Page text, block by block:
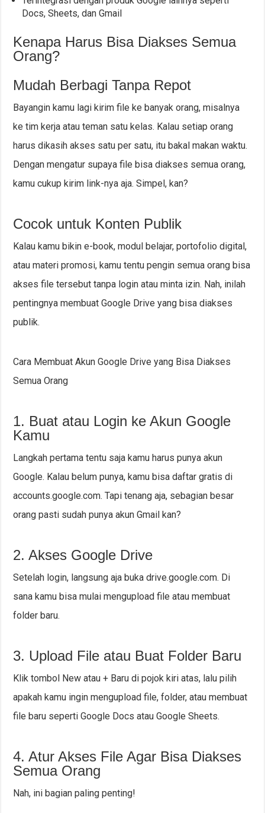
Docs, Sheets, dan Gmail
Kenapa Harus Bisa Diakses Semua
Orang?
Mudah Berbagi Tanpa Repot
Bayangin kamu lagi kirim file ke banyak orang, misalnya
ke tim kerja atau teman satu kelas. Kalau setiap orang
harus dikasih akses satu per satu, itu bakal makan waktu.
Dengan mengatur supaya file bisa diakses semua orang,
kamu cukup kirim link-nya aja. Simpel, kan?
Cocok untuk Konten Publik
Kalau kamu bikin e-book, modul belajar, portofolio digital,
atau materi promosi, kamu tentu pengin semua orang bisa
akses file tersebut tanpa login atau minta izin. Nah, inilah
pentingnya membuat Google Drive yang bisa diakses
publik.
Cara Membuat Akun Google Drive yang Bisa Diakses
Semua Orang
1. Buat atau Login ke Akun Google
Kamu
Langkah pertama tentu saja kamu harus punya akun
Google. Kalau belum punya, kamu bisa daftar gratis di
accounts.google.com. Tapi tenang aja, sebagian besar
orang pasti sudah punya akun Gmail kan?
2. Akses Google Drive
Setelah login, langsung aja buka drive.google.com. Di
sana kamu bisa mulai mengupload file atau membuat
folder baru.
3. Upload File atau Buat Folder Baru
Klik tombol New atau + Baru di pojok kiri atas, lalu pilih
apakah kamu ingin mengupload file, folder, atau membuat
file baru seperti Google Docs atau Google Sheets.
4. Atur Akses File Agar Bisa Diakses
Semua Orang
Nah, ini bagian paling penting!